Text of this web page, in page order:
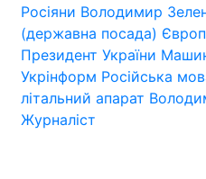
Росіяни Володимир
(державна посада)
Президент України
Укрінформ Російська
літальний апарат
Журналіст